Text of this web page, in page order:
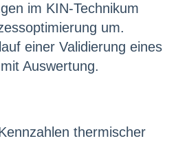
im KIN-Technikum
um.
einer Validierung eines
Auswertung.
thermischer